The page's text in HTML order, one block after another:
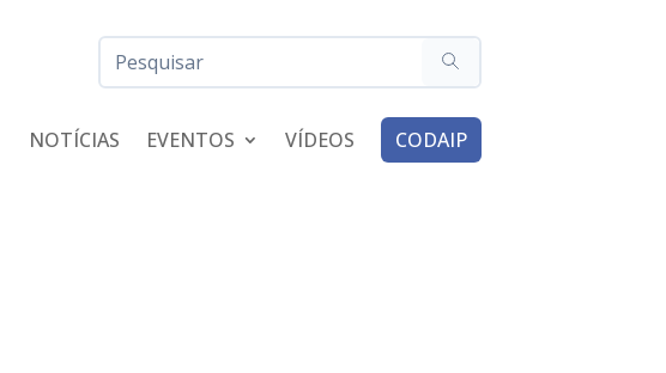
NOTÍCIAS EVENTOS VÍDEOS CODAIP